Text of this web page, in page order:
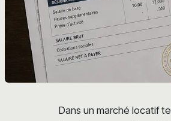
Dans un marché locatif